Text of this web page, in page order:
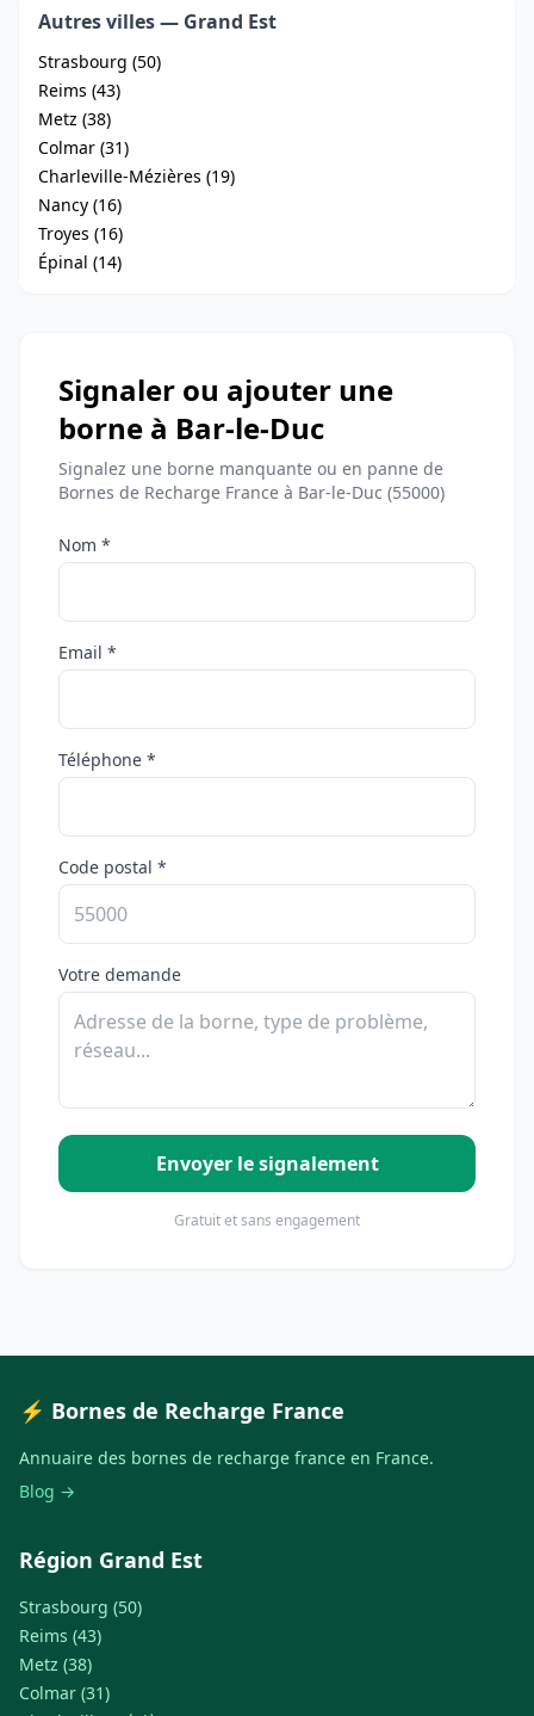
Autres villes — Grand Est
Strasbourg (50)
Reims (43)
Metz (38)
Colmar (31)
Charleville-Mézières (19)
Nancy (16)
Troyes (16)
Épinal (14)
Signaler ou ajouter une
borne à Bar-le-Duc
Signalez une borne manquante ou en panne de
Bornes de Recharge France à Bar-le-Duc (55000)
Nom *
Email *
Téléphone *
Code postal *
Votre demande
Envoyer le signalement
Gratuit et sans engagement
⚡ Bornes de Recharge France
Annuaire des bornes de recharge france en France.
Blog →
Région Grand Est
Strasbourg (50)
Reims (43)
Metz (38)
Colmar (31)